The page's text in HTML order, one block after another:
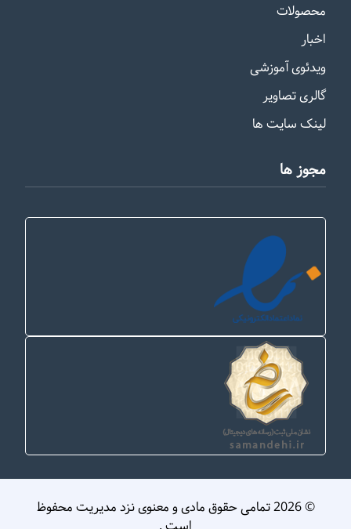
محصولات
اخبار
ویدئوی آموزشی
گالری تصاویر
لینک سایت ها
مجوز ها
© 2026 تمامی حقوق مادی و معنوی نزد مدیریت محفوظ